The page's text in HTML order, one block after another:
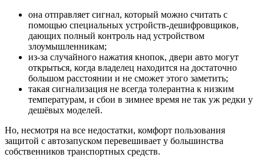
она отправляет сигнал, который можно считать с
помощью специальных устройств-дешифровщиков,
дающих полный контроль над устройством
злоумышленникам;
из-за случайного нажатия кнопок, двери авто могут
открыться, когда владелец находится на достаточно
большом расстоянии и не сможет этого заметить;
такая сигнализация не всегда толерантна к низким
температурам, и сбои в зимнее время не так уж редки у
дешёвых моделей.
Но, несмотря на все недостатки, комфорт пользования
защитой с автозапуском перевешивает у большинства
собственников транспортных средств.